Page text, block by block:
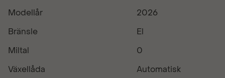
Modellår
2026
Bränsle
El
Miltal
0
Växellåda
Automatisk